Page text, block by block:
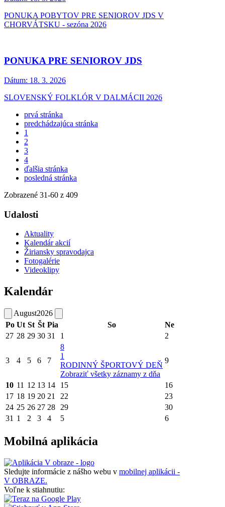
PONUKA POBYTOV PRE SENIOROV JDS V
CHORVÁTSKU - sezóna 2026
PONUKA PRE SENIOROV JDS
Dátum: 18. 3. 2026
SLOVENSKÝ FOLKLÓR V DALMÁCII 2026
prvá stránka
predchádzajúca stránka
1
2
3
4
ďalšia stránka
posledná stránka
Zobrazené 31-60 z 409
Udalosti
Aktuality
Kalendár akcií
Žiriansky spravodajca
Fotogalérie
Videoklipy
Kalendár
August2026
Po Ut St Št Pia So
Ne
27 28 29 30 31 1 2
3 4 5 6 7
8
1
RODINNÝ ŠPORTOVÝ DEŇ
Zobraziť všetky záznamy z dňa
9
10 11 12 13 14 15
16
17 18 19 20 21 22
23
24 25 26 27 28 29
30
31 1 2 3 4 5 6
Mobilná aplikácia
Sledujte informácie z nášho webu v mobilnej aplikácii -
V OBRAZE.
Voľne k stiahnutiu: